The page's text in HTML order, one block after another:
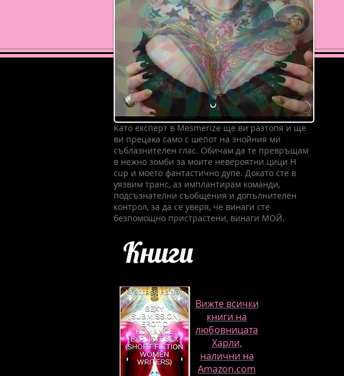
Като експерт в Mesmerize ще ви разтопя и ще
ви прецака само с шепот на знойния ми
съблазнителен глас. Обичам да те превръщам
в нежно зомби за моите невероятни цици H
cup и моето фантастично дупе. Докато сте в
уязвим транс, аз имплантирам команди,
подсъзнателни съобщения и допълнителен
контрол, за да се уверя, че винаги сте
безпомощно пристрастени, винаги МОЙ.
Книги
Вижте всички
книги на
любовницата
Харли,
налични на
Amazon.com